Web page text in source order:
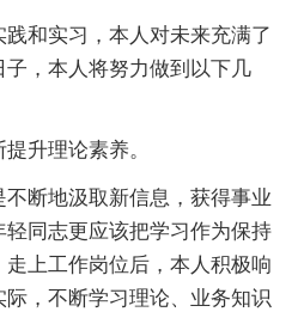
和实习，本人对未来充满了
，本人将努力做到以下几
升理论素养。
断地汲取新信息，获得事业
同志更应该把学习作为保持
上工作岗位后，本人积极响
，不断学习理论、业务知识